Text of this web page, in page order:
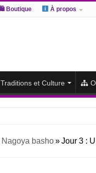
Boutique À propos
Traditions et Culture
la tête
sa série de victoires
basho » Jour 3 :